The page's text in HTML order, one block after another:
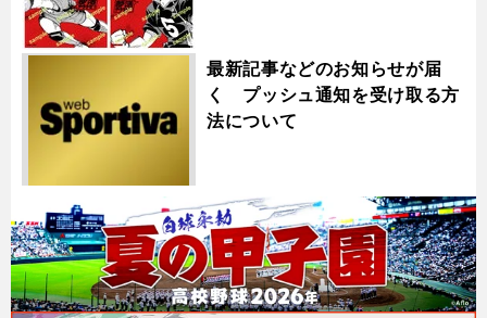
最新記事などのお知らせが届
く プッシュ通知を受け取る方
法について